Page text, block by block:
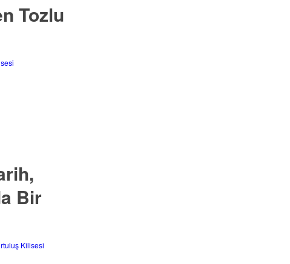
Tozlu
Bir
Kilisesi